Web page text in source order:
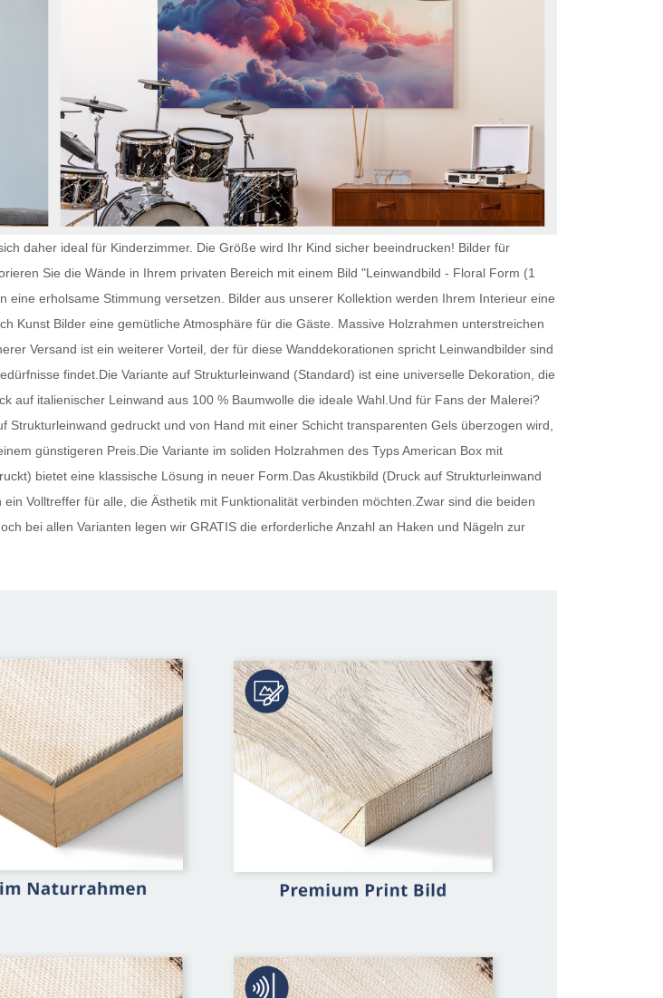
daher ideal für Kinderzimmer. Die Größe wird Ihr Kind sicher beeindrucken! Bilder für
Sie die Wände in Ihrem privaten Bereich mit einem Bild "Leinwandbild - Floral Form (1
eine erholsame Stimmung versetzen. Bilder aus unserer Kollektion werden Ihrem Interieur eine
Kunst Bilder eine gemütliche Atmosphäre für die Gäste. Massive Holzrahmen unterstreichen
Versand ist ein weiterer Vorteil, der für diese Wanddekorationen spricht Leinwandbilder sind
findet.Die Variante auf Strukturleinwand (Standard) ist eine universelle Dekoration, die
auf italienischer Leinwand aus 100 % Baumwolle die ideale Wahl.Und für Fans der Malerei?
gedruckt und von Hand mit einer Schicht transparenten Gels überzogen wird,
günstigeren Preis.Die Variante im soliden Holzrahmen des Typs American Box mit
bietet eine klassische Lösung in neuer Form.Das Akustikbild (Druck auf Strukturleinwand
Volltreffer für alle, die Ästhetik mit Funktionalität verbinden möchten.Zwar sind die beiden
bei allen Varianten legen wir GRATIS die erforderliche Anzahl an Haken und Nägeln zur